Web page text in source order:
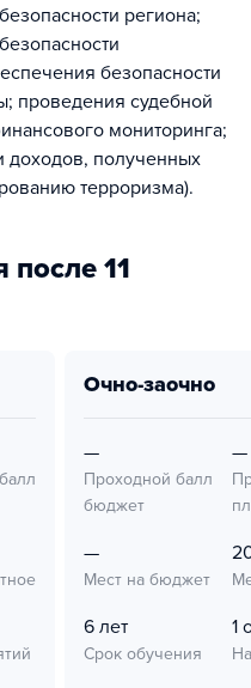
региона;
безопасности
проведения судебной
мониторинга;
доходов, полученных
терроризма).
11
очно-заочно
—
Проходной балл
бюджет
—
—
Мест на бюджет
6 лет
Срок обучения
1